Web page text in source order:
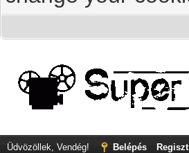
Üdvözöllek, Vendég! Belépés